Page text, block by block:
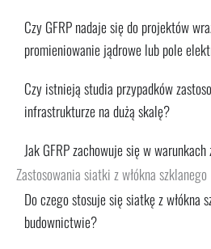
Czy GFRP nadaje się do projektów
promieniowanie jądrowe lub pole
Czy istnieją studia przypadków
infrastrukturze na dużą skalę?
Jak GFRP zachowuje się w
Zastosowania siatki z włókna szklanego
Do czego stosuje się siatkę z włókna
budownictwie?